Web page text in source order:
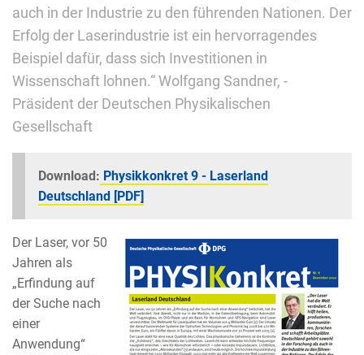
auch in der Industrie zu den führenden Nationen. Der
Erfolg der Laserindustrie ist ein hervorragendes
Beispiel dafür, dass sich Investitionen in
Wissenschaft lohnen.“ Wolfgang Sandner, -
Präsident der Deutschen Physikalischen
Gesellschaft
Download: Physikkonkret 9 - Laserland
Deutschland [PDF]
Der Laser, vor 50
Jahren als
„Erfindung auf
der Suche nach
einer
Anwendung“